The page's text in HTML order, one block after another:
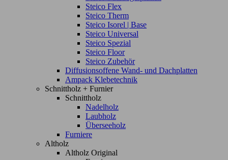
Steico Flex
Steico Therm
Steico Isorel | Base
Steico Universal
Steico Spezial
Steico Floor
Steico Zubehör
Diffusionsoffene Wand- und Dachplatten
Ampack Klebetechnik
Schnittholz + Furnier
Schnittholz
Nadelholz
Laubholz
Überseeholz
Furniere
Altholz
Altholz Original